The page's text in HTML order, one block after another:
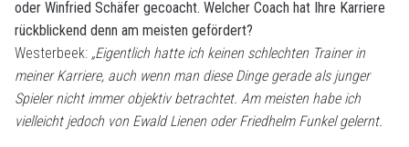
oder Winfried Schäfer gecoacht. Welcher Coach hat Ihre Karriere
rückblickend denn am meisten gefördert?
Westerbeek: „Eigentlich hatte ich keinen schlechten Trainer in
meiner Karriere, auch wenn man diese Dinge gerade als junger
Spieler nicht immer objektiv betrachtet. Am meisten habe ich
vielleicht jedoch von Ewald Lienen oder Friedhelm Funkel gelernt.